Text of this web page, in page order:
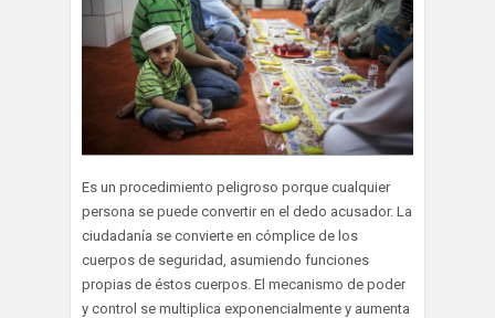
Es un procedimiento peligroso porque cualquier
persona se puede convertir en el dedo acusador. La
ciudadanía se convierte en cómplice de los
cuerpos de seguridad, asumiendo funciones
propias de éstos cuerpos. El mecanismo de poder
y control se multiplica exponencialmente y aumenta